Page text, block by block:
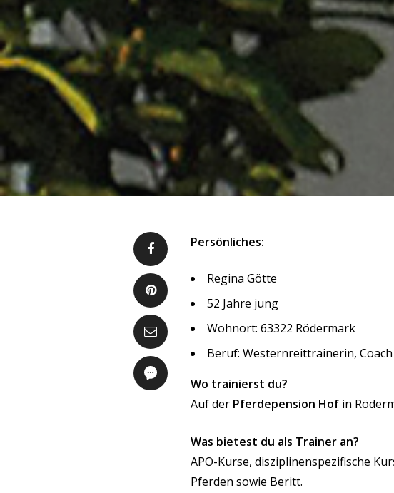
Persönliches:
Regina Götte
52 Jahre jung
Wohnort: 63322 Rödermark
Beruf: Westernreittrainerin,
Wo trainierst du?
Auf der Pferdepension Hof in
Was bietest du als Trainer an?
APO-Kurse, disziplinenspezifische
Pferden sowie Beritt.